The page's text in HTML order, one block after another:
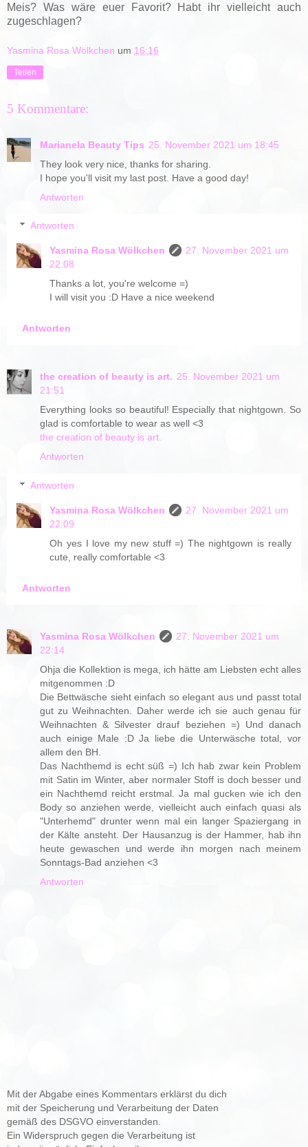
Meis? Was wäre euer Favorit? Habt ihr vielleicht auch
zugeschlagen?
Yasmina Rosa Wölkchen um 16:16
Teilen
5 Kommentare:
Marianela Beauty Tips 25. November 2021 um 18:45
They look very nice, thanks for sharing.
I hope you'll visit my last post. Have a good day!
Antworten
Antworten
Yasmina Rosa Wölkchen
27. November 2021 um
22:08
Thanks a lot, you're welcome =)
I will visit you :D Have a nice weekend
Antworten
the creation of beauty is art. 25. November 2021 um
21:51
Everything looks so beautiful! Especially that nightgown. So
glad is comfortable to wear as well <3
the creation of beauty is art.
Antworten
Antworten
Yasmina Rosa Wölkchen
27. November 2021 um
22:09
Oh yes I love my new stuff =) The nightgown is really
cute, really comfortable <3
Antworten
Yasmina Rosa Wölkchen
27. November 2021 um
22:14
Ohja die Kollektion is mega, ich hätte am Liebsten echt alles
mitgenommen :D
Die Bettwäsche sieht einfach so elegant aus und passt total
gut zu Weihnachten. Daher werde ich sie auch genau für
Weihnachten & Silvester drauf beziehen =) Und danach
auch einige Male :D Ja liebe die Unterwäsche total, vor
allem den BH.
Das Nachthemd is echt süß =) Ich hab zwar kein Problem
mit Satin im Winter, aber normaler Stoff is doch besser und
ein Nachthemd reicht erstmal. Ja mal gucken wie ich den
Body so anziehen werde, vielleicht auch einfach quasi als
"Unterhemd" drunter wenn mal ein langer Spaziergang in
der Kälte ansteht. Der Hausanzug is der Hammer, hab ihn
heute gewaschen und werde ihn morgen nach meinem
Sonntags-Bad anziehen <3
Antworten
Mit der Abgabe eines Kommentars erklärst du dich
mit der Speicherung und Verarbeitung der Daten
gemäß des DSGVO einverstanden.
Ein Widerspruch gegen die Verarbeitung ist